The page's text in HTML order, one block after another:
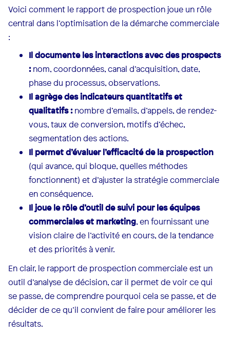
Voici comment le rapport de prospection joue un rôle
central dans l’optimisation de la démarche commerciale
:
Il documente les interactions avec des prospects
:nom, coordonnées, canal d’acquisition, date,
phase du processus, observations.
Il agrège des indicateurs quantitatifs et
qualitatifs :nombre d’emails, d’appels, de rendez-
vous, taux de conversion, motifs d’échec,
segmentation des actions.
Il permet d’évaluer l’efficacité de la prospection
(qui avance, qui bloque, quelles méthodes
fonctionnent) et d’ajuster la stratégie commerciale
en conséquence.
Il joue le rôle d’outil de suivi pour les équipes
commerciales et marketing, en fournissant une
vision claire de l’activité en cours, de la tendance
et des priorités à venir.
En clair, le rapport de prospection commerciale est un
outil d’analyse de décision, car il permet de voir ce qui
se passe, de comprendre pourquoi cela se passe, et de
décider de ce qu’il convient de faire pour améliorer les
résultats.